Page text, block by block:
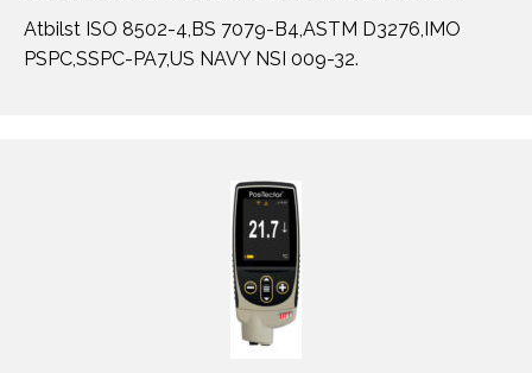
Atbilst ISO 8502-4,BS 7079-B4,ASTM D3276,IMO
PSPC,SSPC-PA7,US NAVY NSI 009-32.